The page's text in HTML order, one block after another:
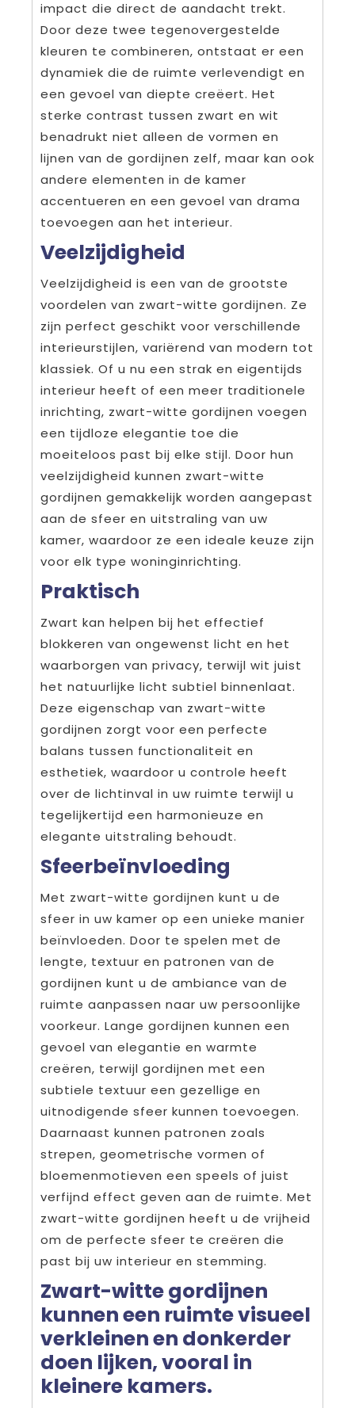
impact die direct de aandacht trekt.
Door deze twee tegenovergestelde
kleuren te combineren, ontstaat er een
dynamiek die de ruimte verlevendigt en
een gevoel van diepte creëert. Het
sterke contrast tussen zwart en wit
benadrukt niet alleen de vormen en
lijnen van de gordijnen zelf, maar kan ook
andere elementen in de kamer
accentueren en een gevoel van drama
toevoegen aan het interieur.
Veelzijdigheid
Veelzijdigheid is een van de grootste
voordelen van zwart-witte gordijnen. Ze
zijn perfect geschikt voor verschillende
interieurstijlen, variërend van modern tot
klassiek. Of u nu een strak en eigentijds
interieur heeft of een meer traditionele
inrichting, zwart-witte gordijnen voegen
een tijdloze elegantie toe die
moeiteloos past bij elke stijl. Door hun
veelzijdigheid kunnen zwart-witte
gordijnen gemakkelijk worden aangepast
aan de sfeer en uitstraling van uw
kamer, waardoor ze een ideale keuze zijn
voor elk type woninginrichting.
Praktisch
Zwart kan helpen bij het effectief
blokkeren van ongewenst licht en het
waarborgen van privacy, terwijl wit juist
het natuurlijke licht subtiel binnenlaat.
Deze eigenschap van zwart-witte
gordijnen zorgt voor een perfecte
balans tussen functionaliteit en
esthetiek, waardoor u controle heeft
over de lichtinval in uw ruimte terwijl u
tegelijkertijd een harmonieuze en
elegante uitstraling behoudt.
Sfeerbeïnvloeding
Met zwart-witte gordijnen kunt u de
sfeer in uw kamer op een unieke manier
beïnvloeden. Door te spelen met de
lengte, textuur en patronen van de
gordijnen kunt u de ambiance van de
ruimte aanpassen naar uw persoonlijke
voorkeur. Lange gordijnen kunnen een
gevoel van elegantie en warmte
creëren, terwijl gordijnen met een
subtiele textuur een gezellige en
uitnodigende sfeer kunnen toevoegen.
Daarnaast kunnen patronen zoals
strepen, geometrische vormen of
bloemenmotieven een speels of juist
verfijnd effect geven aan de ruimte. Met
zwart-witte gordijnen heeft u de vrijheid
om de perfecte sfeer te creëren die
past bij uw interieur en stemming.
Zwart-witte gordijnen
kunnen een ruimte visueel
verkleinen en donkerder
doen lijken, vooral in
kleinere kamers.